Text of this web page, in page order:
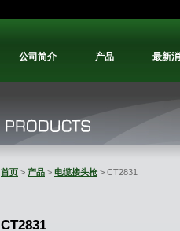
公司简介 产品 最新
首页 > 产品 > 电缆接头枪 > CT2831
CT2831